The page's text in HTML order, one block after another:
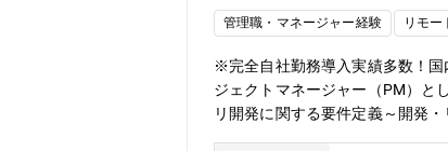
管理職・マネージャー経験 リモー
※完全自社勤務導入実績多数！
ジェクトマネージャー（PM）と
リ開発に関する要件定義～開発